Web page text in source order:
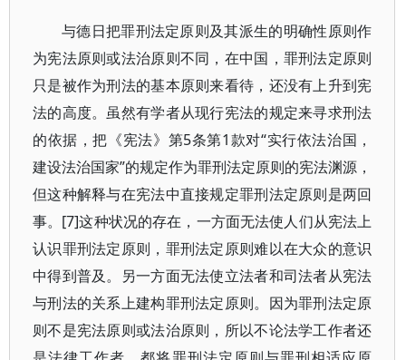
与德日把罪刑法定原则及其派生的明确性原则作
为宪法原则或法治原则不同，在中国，罪刑法定原则
只是被作为刑法的基本原则来看待，还没有上升到宪
法的高度。虽然有学者从现行宪法的规定来寻求刑法
的依据，把《宪法》第5条第1款对“实行依法治国，
建设法治国家”的规定作为罪刑法定原则的宪法渊源，
但这种解释与在宪法中直接规定罪刑法定原则是两回
事。[7]这种状况的存在，一方面无法使人们从宪法上
认识罪刑法定原则，罪刑法定原则难以在大众的意识
中得到普及。另一方面无法使立法者和司法者从宪法
与刑法的关系上建构罪刑法定原则。因为罪刑法定原
则不是宪法原则或法治原则，所以不论法学工作者还